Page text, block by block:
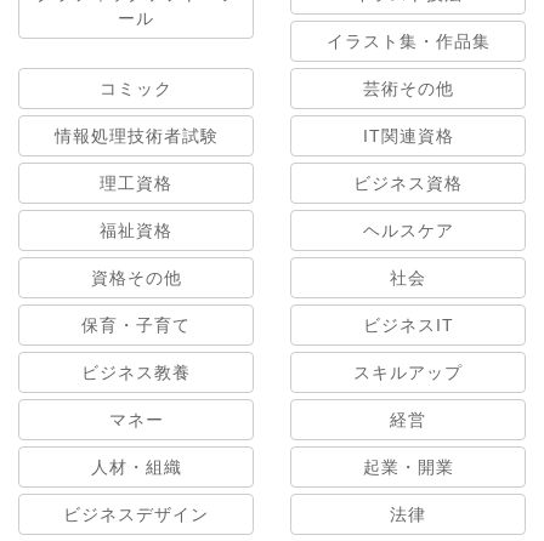
ール
イラスト集・作品集
コミック 芸術その他
情報処理技術者試験 IT関連資格
理工資格 ビジネス資格
福祉資格 ヘルスケア
資格その他 社会
保育・子育て ビジネスIT
ビジネス教養 スキルアップ
マネー 経営
人材・組織 起業・開業
ビジネスデザイン 法律